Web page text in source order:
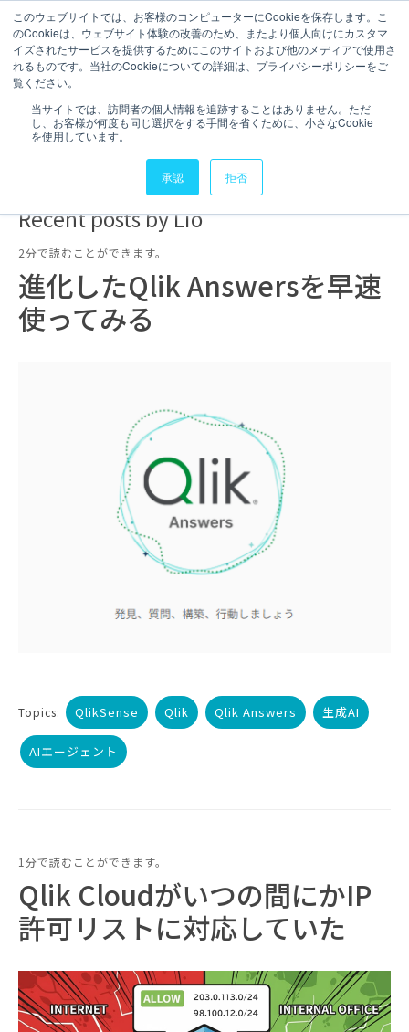
このウェブサイトでは、お客様のコンピューターにCookieを保存します。こ
のCookieは、ウェブサイト体験の改善のため、またより個人向けにカスタマ
イズされたサービスを提供するためにこのサイトおよび他のメディアで使用さ
れるものです。当社のCookieについての詳細は、プライバシーポリシーをご
覧ください。
当サイトでは、訪問者の個人情報を追跡することはありません。ただ
し、お客様が何度も同じ選択をする手間を省くために、小さなCookie
を使用しています。
承認 拒否
お問い合わせ
Lio
Recent posts by Lio
2分で読むことができます。
進化したQlik Answersを早速
使ってみる
Topics: QlikSense Qlik Qlik Answers 生成AI
AIエージェント
1分で読むことができます。
Qlik Cloudがいつの間にかIP
許可リストに対応していた